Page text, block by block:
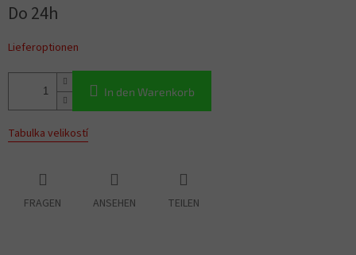
Do 24h
Lieferoptionen
In den Warenkorb
Tabulka velikostí
FRAGEN ANSEHEN TEILEN